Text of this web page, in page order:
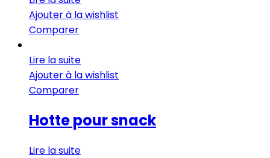
Ajouter à la wishlist
Comparer
Lire la suite
Ajouter à la wishlist
Comparer
Hotte pour snack
Lire la suite